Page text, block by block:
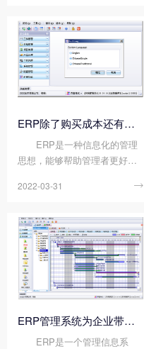
时，公司需要引入ERP管理系
统，用先进的技术优化物料管
理，灵活运用系统功...
ERP除了购买成本还有哪些成本?
ERP是一种信息化的管理
思想，能够帮助管理者更好的
是一套软件包，可以执行会
库存管理，销售管理，人力资
源和其他业务任务。很多人选
择ERP系统时关心的就是...
2022-03-31 
ERP管理系统为企业带来的便利性体现在哪里?
ERP是一个管理信息系